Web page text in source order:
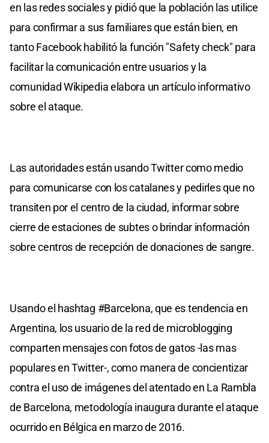
en las redes sociales y pidió que la población las utilice
para confirmar a sus familiares que están bien, en
tanto Facebook habilitó la función "Safety check" para
facilitar la comunicación entre usuarios y la
comunidad Wikipedia elabora un artículo informativo
sobre el ataque.
Las autoridades están usando Twitter como medio
para comunicarse con los catalanes y pedirles que no
transiten por el centro de la ciudad, informar sobre
cierre de estaciones de subtes o brindar información
sobre centros de recepción de donaciones de sangre.
Usando el hashtag #Barcelona, que es tendencia en
Argentina, los usuario de la red de microblogging
comparten mensajes con fotos de gatos -las mas
populares en Twitter-, como manera de concientizar
contra el uso de imágenes del atentado en La Rambla
de Barcelona, metodología inaugura durante el ataque
ocurrido en Bélgica en marzo de 2016.